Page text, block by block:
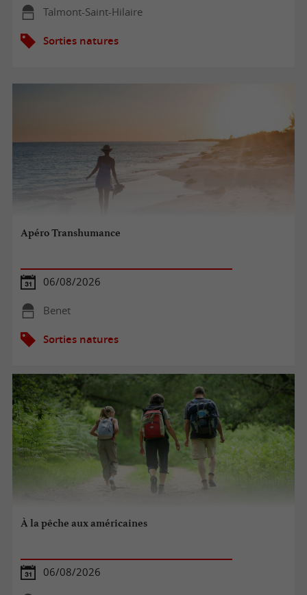
Talmont-Saint-Hilaire
Sorties natures
Apéro Transhumance
06/08/2026
Benet
Sorties natures
À la pêche aux américaines
06/08/2026